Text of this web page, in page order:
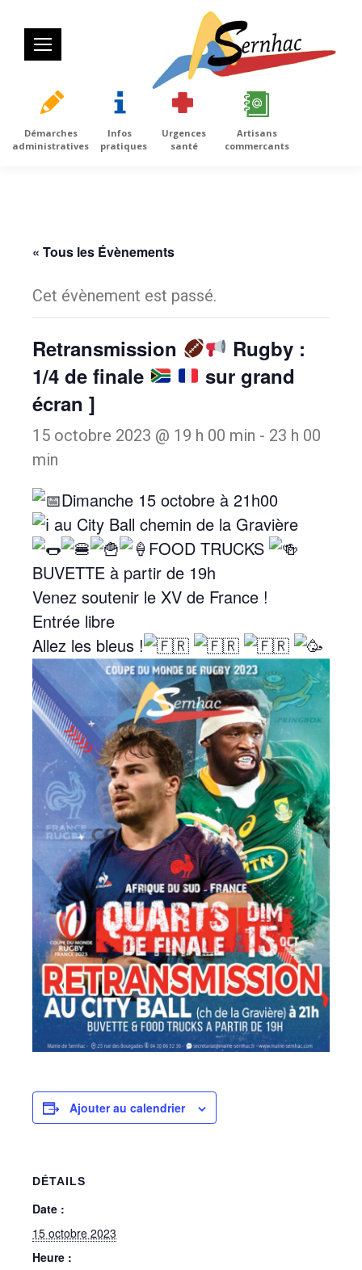
Démarches
administratives
Infos
pratiques
Urgences
santé
Artisans
commercants
« Tous les Évènements
Cet évènement est passé.
Retransmission
Rugby :
1/4 de finale
sur grand
écran ]
15 octobre 2023 @ 19 h 00 min - 23 h 00
min
Dimanche 15 octobre à 21h00
au City Ball chemin de la Gravière
FOOD TRUCKS
BUVETTE à partir de 19h
Venez soutenir le XV de France !
Entrée libre
Allez les bleus !
Ajouter au calendrier
DÉTAILS
Date :
15 octobre 2023
Heure :